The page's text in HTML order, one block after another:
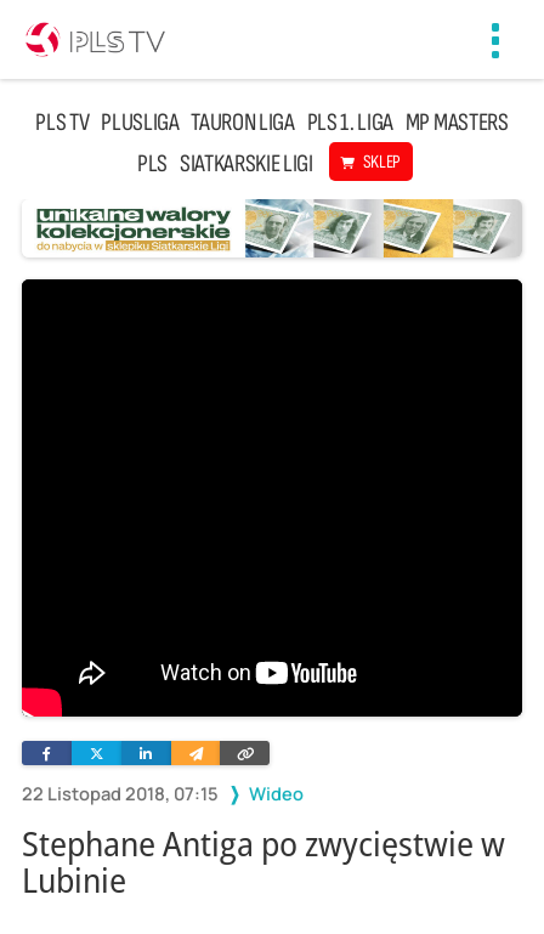
PLS TV PLUSLIGA TAURON LIGA PLS 1. LIGA MP MASTERS
PLS SIATKARSKIE LIGI SKLEP
22 Listopad 2018, 07:15 Wideo
FacebookTwitterLinkedinWyślij
e-
Skopiuj
link
Stephane Antiga po zwycięstwie w
Lubinie